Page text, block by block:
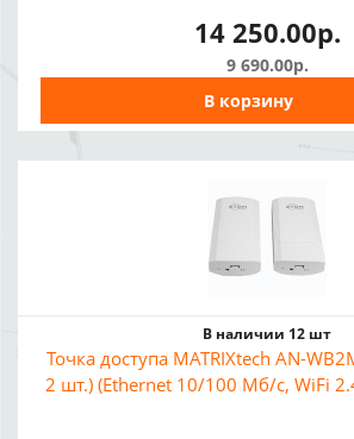
14 250.00р.
9 690.00р.
В корзину
В наличии 12 шт
Точка доступа MATRIXtech AN-
2 шт.) (Ethernet 10/100 Мб/с, WiFi